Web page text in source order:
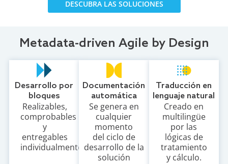
DESCUBRA LAS SOLUCIONES
Metadata-driven Agile by Design
Desarrollo por
bloques
Realizables,
comprobables
y
entregables
individualmente.
Documentación
automática
Se genera en
cualquier
momento
del ciclo de
desarrollo de la
solución
Traducción en
lenguaje natural
Creado en
multilingüe
por las
lógicas de
tratamiento
y cálculo.